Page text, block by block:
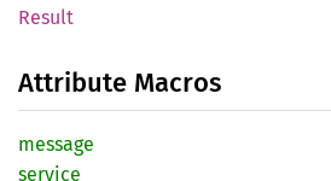
Result
Attribute Macros
message
service